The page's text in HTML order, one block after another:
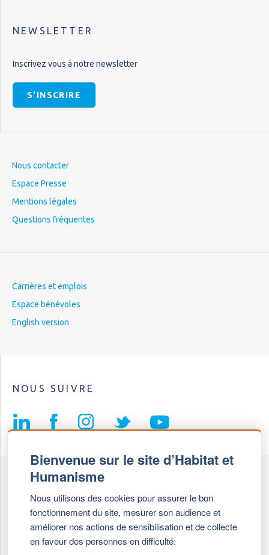
Bienvenue sur le site d’Habitat et
Humanisme
Nous utilisons des cookies pour assurer le bon
fonctionnement du site, mesurer son audience et
améliorer nos actions de sensibilisation et de collecte
en faveur des personnes en difficulté.
NEWSLETTER
Inscrivez vous à notre newsletter
S'INSCRIRE
Nous contacter
Espace Presse
Mentions légales
Questions fréquentes
Carrières et emplois
Espace bénévoles
English version
NOUS SUIVRE
69647 Caluire et Cuire cedex
+ 33 (0)4 72 27 42 58